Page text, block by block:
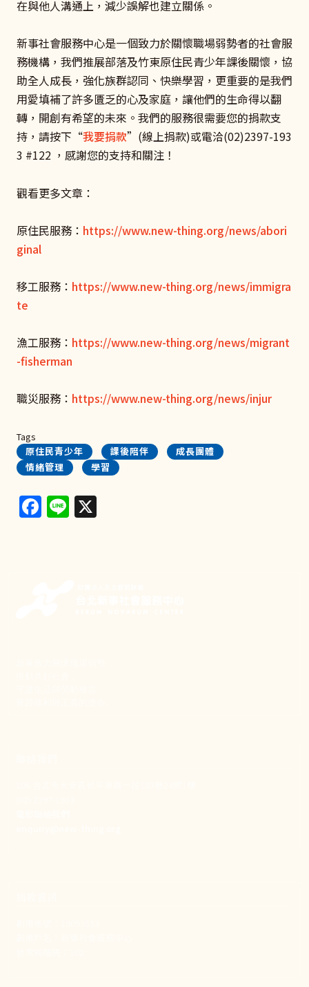
在與他人溝通上，減少誤解也建立關係。
新事社會服務中心是一個致力於關懷職場弱勢者的社會服
務機構，我們推展部落及竹東原住民青少年課後關懷，協
助全人成長，強化族群認同、快樂學習，更重要的是我們
用愛填補了許多匱乏的心及家庭，讓他們的生命得以翻
轉，開創有希望的未來。我們的服務很需要您的捐款支
持，請按下“我要捐款”(線上捐款)或電洽(02)2397-193
3 #122 ，感謝您的支持和關注！
觀看更多文章：
原住民服務： https://www.new-thing.org/news/abori
ginal
移工服務： https://www.new-thing.org/news/immigra
te
漁工服務： https://www.new-thing.org/news/migrant
-fisherman
職災服務： https://www.new-thing.org/news/injur
Tags
原住民青少年
課後陪伴
成長團體
情緒管理
學習
Facebook
Line